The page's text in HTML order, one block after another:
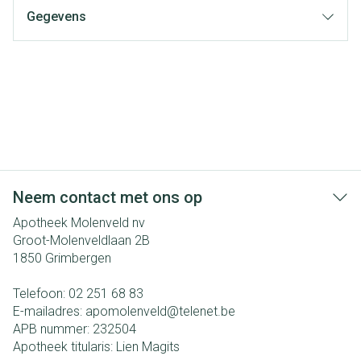
Gegevens
Neem contact met ons op
Apotheek Molenveld nv
Groot-Molenveldlaan 2B
1850 Grimbergen
Telefoon: 02 251 68 83
E-mailadres: apomolenveld@telenet.be
APB nummer: 232504
Apotheek titularis: Lien Magits